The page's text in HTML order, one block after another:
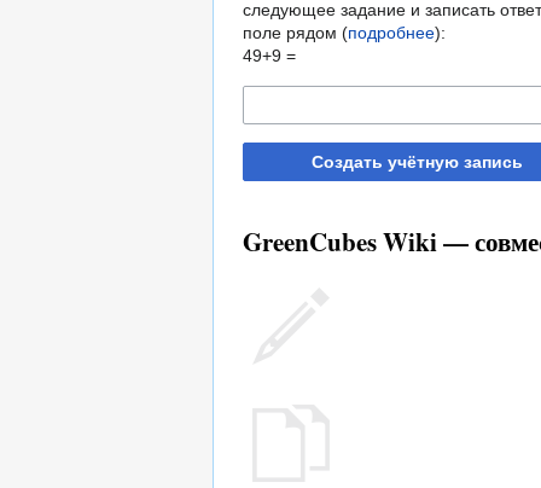
следующее задание и записать
поле рядом (подробнее):
49+9 =
Создать учётную запись
GreenCubes Wiki —